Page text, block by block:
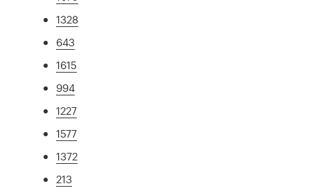
1328
643
1615
994
1227
1577
1372
213